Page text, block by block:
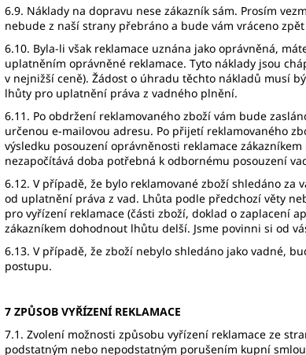
6.9. Náklady na dopravu nese zákazník sám. Prosím
nebude z naší strany přebráno a bude vám vráceno zpět
6.10. Byla-li však reklamace uznána jako oprávněná,
uplatněním oprávněné reklamace. Tyto náklady jsou
v nejnižší ceně). Žádost o úhradu těchto nákladů musí
lhůty pro uplatnění práva z vadného plnění.
6.11. Po obdržení reklamovaného zboží vám bude
určenou e-mailovou adresu. Po přijetí reklamovaného
výsledku posouzení oprávněnosti reklamace
nezapočítává doba potřebná k odbornému posouzení
6.12. V případě, že bylo reklamované zboží shledáno
od uplatnění práva z vad. Lhůta podle předchozí věty
pro vyřízení reklamace (části zboží, doklad o zaplacení
zákazníkem dohodnout lhůtu delší. Jsme povinni si od
6.13. V případě, že zboží nebylo shledáno jako vadné,
postupu.
7 ZPŮSOB VYŘÍZENÍ REKLAMACE
7.1. Zvolení možnosti způsobu vyřízení reklamace ze
podstatným nebo nepodstatným porušením kupní